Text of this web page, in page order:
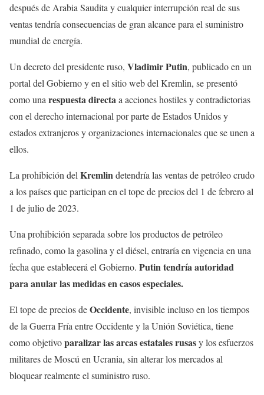
después de Arabia Saudita y cualquier interrupción real de sus
ventas tendría consecuencias de gran alcance para el suministro
mundial de energía.
Un decreto del presidente ruso, Vladimir Putin, publicado en un
portal del Gobierno y en el sitio web del Kremlin, se presentó
como una respuesta directa a acciones hostiles y contradictorias
con el derecho internacional por parte de Estados Unidos y
estados extranjeros y organizaciones internacionales que se unen a
ellos.
La prohibición del Kremlin detendría las ventas de petróleo crudo
a los países que participan en el tope de precios del 1 de febrero al
1 de julio de 2023.
Una prohibición separada sobre los productos de petróleo
refinado, como la gasolina y el diésel, entraría en vigencia en una
fecha que establecerá el Gobierno. Putin tendría autoridad
para anular las medidas en casos especiales.
El tope de precios deOccidente, invisible incluso en los tiempos
de la Guerra Fría entre Occidente y la Unión Soviética, tiene
como objetivoparalizar las arcas estatales rusasy los esfuerzos
militares de Moscú en Ucrania, sin alterar los mercados al
bloquear realmente el suministro ruso.